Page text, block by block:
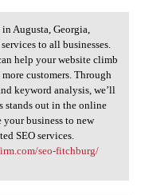
in
in Augusta, Georgia,
to all businesses.
help your website climb
customers. Through
keyword analysis, we’ll
stands out in the online
business to new
SEO services.
seo-fitchburg/